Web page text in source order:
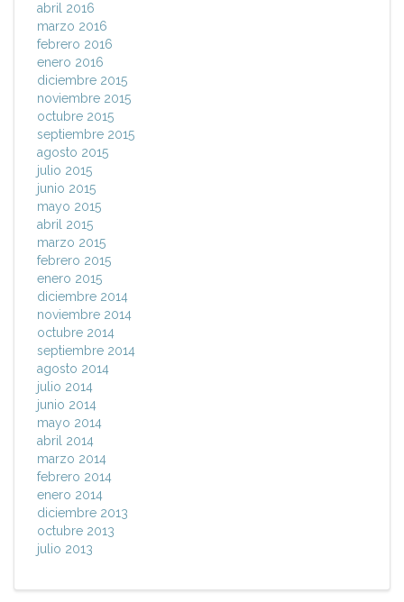
abril 2016
marzo 2016
febrero 2016
enero 2016
diciembre 2015
noviembre 2015
octubre 2015
septiembre 2015
agosto 2015
julio 2015
junio 2015
mayo 2015
abril 2015
marzo 2015
febrero 2015
enero 2015
diciembre 2014
noviembre 2014
octubre 2014
septiembre 2014
agosto 2014
julio 2014
junio 2014
mayo 2014
abril 2014
marzo 2014
febrero 2014
enero 2014
diciembre 2013
octubre 2013
julio 2013